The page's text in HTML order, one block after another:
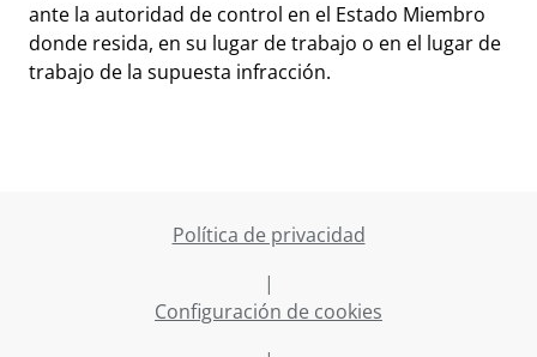
ante la autoridad de control en el Estado Miembro
donde resida, en su lugar de trabajo o en el lugar de
trabajo de la supuesta infracción.
Política de privacidad
|
Configuración de cookies